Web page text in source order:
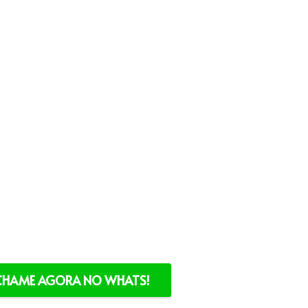
AGORA NO WHATS!